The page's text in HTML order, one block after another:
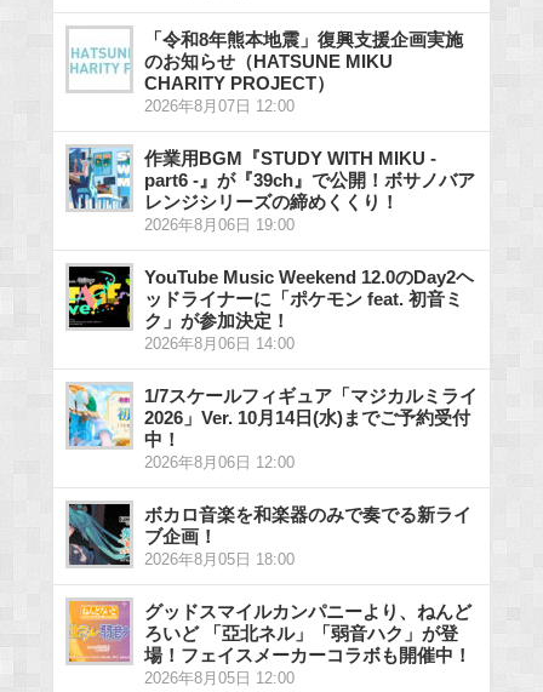
「令和8年熊本地震」復興支援企画実施
のお知らせ（HATSUNE MIKU
CHARITY PROJECT）
2026年8月07日 12:00
作業用BGM『STUDY WITH MIKU -
part6 -』が『39ch』で公開！ボサノバア
レンジシリーズの締めくくり！
2026年8月06日 19:00
YouTube Music Weekend 12.0のDay2ヘ
ッドライナーに「ポケモン feat. 初音ミ
ク」が参加決定！
2026年8月06日 14:00
1/7スケールフィギュア「マジカルミライ
2026」Ver. 10月14日(水)までご予約受付
中！
2026年8月06日 12:00
ボカロ音楽を和楽器のみで奏でる新ライ
ブ企画！
2026年8月05日 18:00
グッドスマイルカンパニーより、ねんど
ろいど 「亞北ネル」「弱音ハク」が登
場！フェイスメーカーコラボも開催中！
2026年8月05日 12:00